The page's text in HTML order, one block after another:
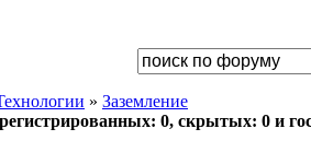
» Заземление
0, скрытых: 0 и